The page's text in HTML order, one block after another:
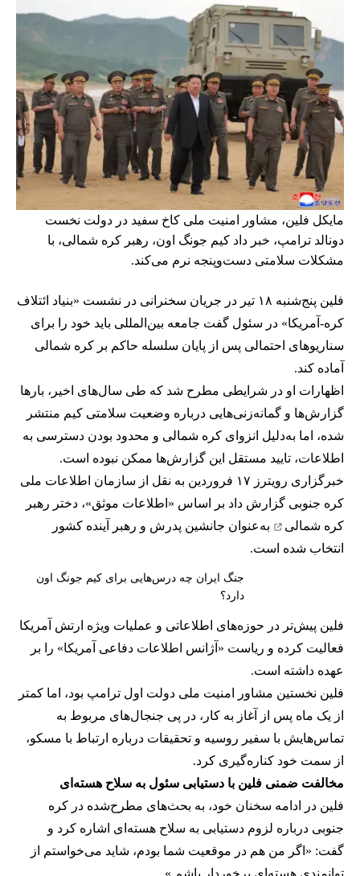
مایکل فلین، مشاور امنیت ملی کاخ سفید در دولت نخست
دونالد ترامپ، خبر داد کیم جونگ اون، رهبر کره شمالی، با
مشکلات سلامتی دست‌وپنجه نرم می‌کند.
فلین پنج‌شنبه ۱۸ تیر در جریان سخنرانی در نشست «بنیاد ائتلاف
کره-آمریکا» در سئول گفت جامعه بین‌المللی باید خود را برای
سناریوهای احتمالی پس از پایان سلسله حاکم بر کره شمالی
آماده کند.
اظهارات او در شرایطی مطرح شد که طی سال‌های اخیر، بارها
گزارش‌ها و گمانه‌زنی‌هایی درباره وضعیت سلامتی کیم منتشر
شده، اما به‌دلیل انزوای کره شمالی و محدود بودن دسترسی به
اطلاعات، تایید مستقل این گزارش‌ها ممکن نبوده است.
خبرگزاری رویترز ۱۷ فروردین به نقل از سازمان اطلاعات ملی
کره جنوبی گزارش داد بر اساس «اطلاعات موثق»، دختر رهبر
کره شمالی
به‌عنوان جانشین پدرش و رهبر آینده کشور
انتخاب شده است.
جنگ ایران چه درس‌هایی برای کیم جونگ اون
دارد؟
فلین پیش‌تر در حوزه‌های اطلاعاتی و عملیات ویژه ارتش آمریکا
فعالیت کرده و ریاست «آژانس اطلاعات دفاعی آمریکا» را بر
عهده داشته است.
فلین نخستین مشاور امنیت ملی دولت اول ترامپ بود، اما کمتر
از یک ماه پس از آغاز به کار، در پی جنجال‌های مربوط به
تماس‌هایش با سفیر روسیه و تحقیقات درباره ارتباط با مسکو،
از سمت خود کناره‌گیری کرد.
مخالفت ضمنی فلین با دستیابی سئول به سلاح هسته‌ای
فلین در ادامه سخنان خود، به بحث‌های مطرح‌شده در کره
جنوبی درباره لزوم دستیابی به سلاح هسته‌ای اشاره کرد و
گفت: «اگر من هم در موقعیت شما بودم، شاید می‌خواستم از
توانمندی هسته‌ای برخوردار باشم.»